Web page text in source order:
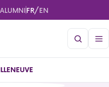
ALUMNIFR/EN